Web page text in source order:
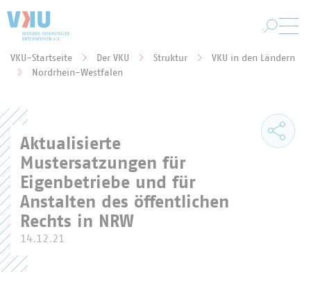
Sie befinden sich hier:
VKU-Startseite Der VKU Struktur
VKU in den Ländern
Nordrhein-Westfalen
Aktualisierte
Mustersatzungen für
Eigenbetriebe und für
Anstalten des öffentlichen
Rechts in NRW
14.12.21